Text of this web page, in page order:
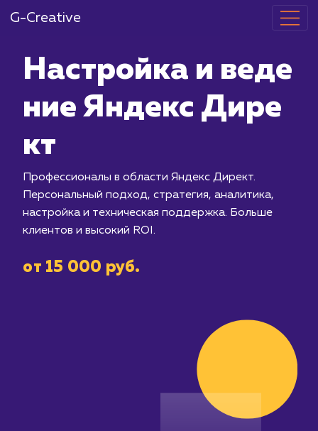
G-Creative
Настройка и
ние Яндекс
кт
Персональный подход, стратегия,